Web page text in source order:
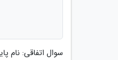
سوال اتفاقی: نام